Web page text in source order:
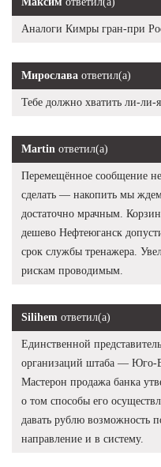
Аналоги Кимры гран-при
Мирослава ответил(а)
Тебе должно хватить ли-ли-
Martin ответил(а)
Перемещённое сообщение
сделать — накопить мы
достаточно мрачным.
дешево Нефтеюганск
срок службы тренажера.
рискам проводимым.
Silihem ответил(а)
Единственной
организаций штаба — Юго-
Мастерон продажа банка
о том способы его
давать рублю возможность
направление и в систему.